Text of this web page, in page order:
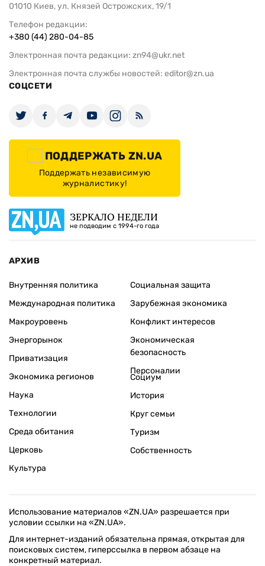
01010 Киев, ул. Князей Острожских, 19/1
Телефон редакции:
+380 (44) 280-04-85
Электронная почта редакции: zn94@ukr.net
Электронная почта службы новостей: editor@zn.ua
СОЦСЕТИ
ПОДДЕРЖАТЬ ZN.UA
Поддержать независимую
журналистику!
ЗЕРКАЛО НЕДЕЛИ
не подводим с 1994-го года
АРХИВ
Внутренняя политика
Международная политика
Макроуровень
Энергорынок
Приватизация
Экономика регионов
Социальная защита
Зарубежная экономика
Конфликт интересов
Экономическая
безопасность
Персоналии
Наука
Технологии
Среда обитания
Церковь
Культура
Социум
История
Круг семьи
Туризм
Собственность
Использование материалов «ZN.UA» разрешается при
условии ссылки на «ZN.UA».
Для интернет-изданий обязательна прямая, открытая для
поисковых систем, гиперссылка в первом абзаце на
конкретный материал.